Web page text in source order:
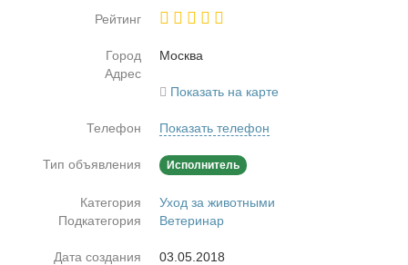
Рейтинг
Город
Москва
Адрес
Показать на карте
Телефон Показать телефон
Тип объявления Исполнитель
Категория
Уход за животными
Подкатегория
Ветеринар
Дата создания
03.05.2018